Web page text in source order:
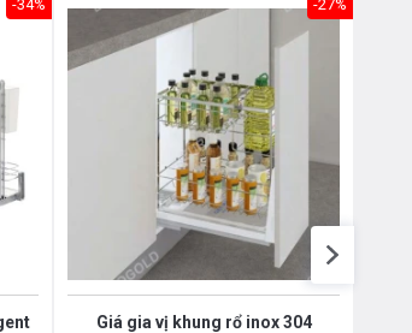
0976.665.669-0912.331.335
-34% -27%
Giá gia vị khung rổ inox 304